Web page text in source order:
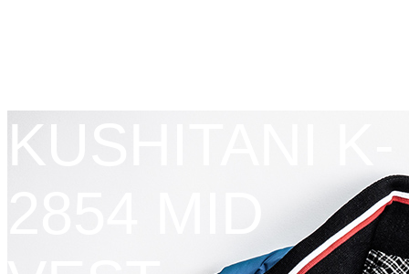
KUSHITANI K-